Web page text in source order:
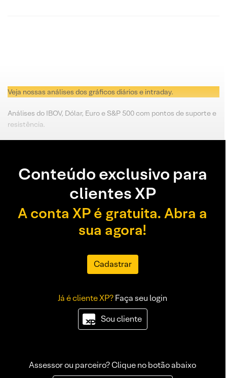
Veja nossas análises dos gráficos diários e intraday.
Análises do IBOV, Dólar, Euro e S&P 500 com pontos de suporte e
resistência.
Conteúdo exclusivo para
clientes XP
A conta XP é gratuita. Abra a
sua agora!
Cadastrar
Já é cliente XP?Faça seu login
Sou cliente
Assessor ou parceiro? Clique no botão abaixo